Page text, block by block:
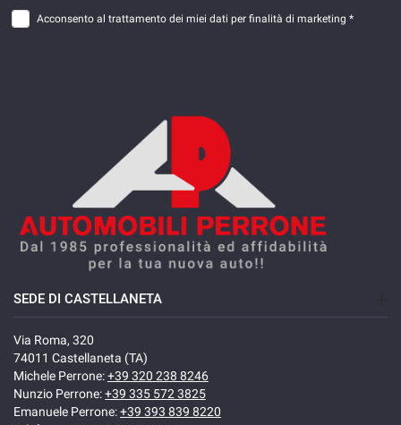
Acconsento al trattamento dei miei dati per finalità di marketing *
SEDE DI CASTELLANETA
Via Roma, 320
74011 Castellaneta (TA)
Michele Perrone:+39 320 238 8246
Nunzio Perrone:+39 335 572 3825
Emanuele Perrone:+39 393 839 8220